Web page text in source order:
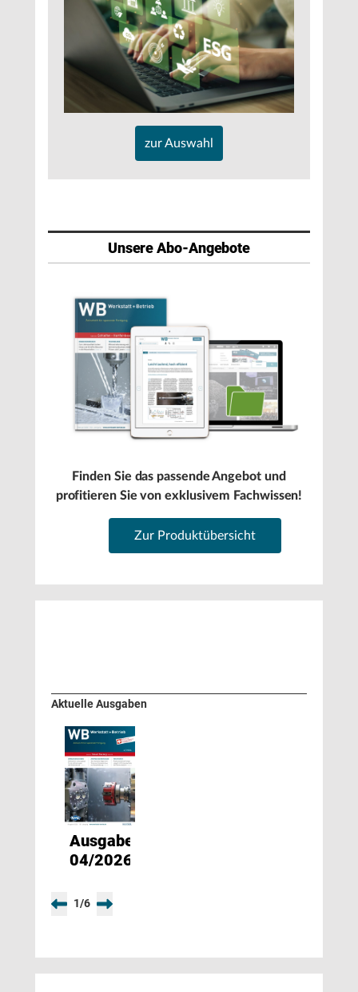
zur Auswahl
Unsere Abo-Angebote
Finden Sie das passende Angebot und
profitieren Sie von exklusivem Fachwissen!
Zur Produktübersicht
Aktuelle Ausgaben
Ausgabe
04/2026
1/6